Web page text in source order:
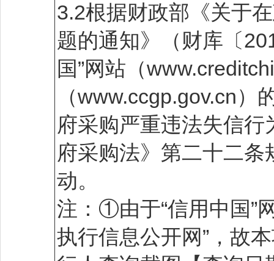
3.2根据财政部《关于
题的通知》（财库〔
国”网站（
（www.ccgp.gov.cn
府采购严重违法失信
府采购法》第二十二条
动。
注：①由于“信用中国”
执行信息公开网”，故